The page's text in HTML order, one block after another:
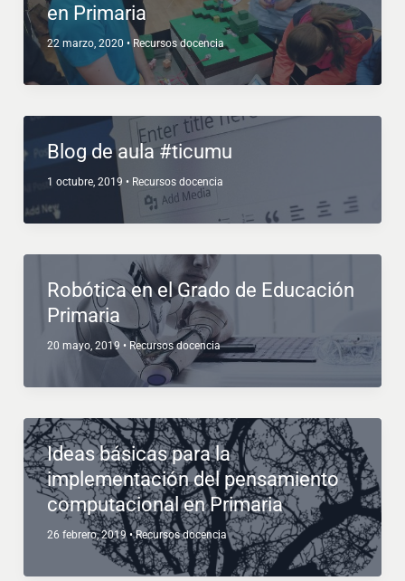
en Primaria
22 marzo, 2020 •Recursos docencia
Blog de aula #ticumu
1 octubre, 2019 • Recursos docencia
Robótica en el Grado de Educación
Primaria
20 mayo, 2019 • Recursos docencia
Ideas básicas para la
implementación del pensamiento
computacional en Primaria
26 febrero, 2019 •Recursos docencia